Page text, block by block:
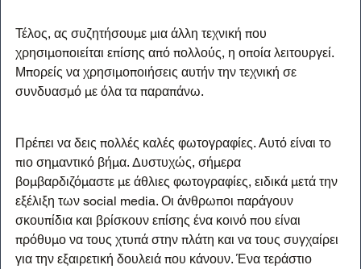
Τέλος, ας συζητήσουμε μια άλλη τεχνική που
χρησιμοποιείται επίσης από πολλούς, η οποία λειτουργεί.
Μπορείς να χρησιμοποιήσεις αυτήν την τεχνική σε
συνδυασμό με όλα τα παραπάνω.
Πρέπει να δεις πολλές καλές φωτογραφίες. Αυτό είναι το
πιο σημαντικό βήμα. Δυστυχώς, σήμερα
βομβαρδιζόμαστε με άθλιες φωτογραφίες, ειδικά μετά την
εξέλιξη των social media. Οι άνθρωποι παράγουν
σκουπίδια και βρίσκουν επίσης ένα κοινό που είναι
πρόθυμο να τους χτυπά στην πλάτη και να τους συγχαίρει
για την εξαιρετική δουλειά που κάνουν. Ένα τεράστιο